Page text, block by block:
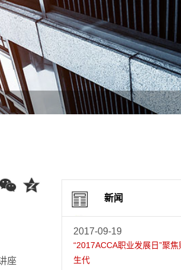
座
新闻
2017-09-19
“2017ACCA职业发展日”聚焦
生代